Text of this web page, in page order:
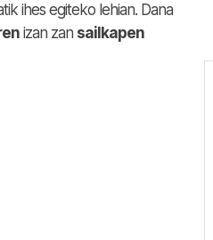
ihes egiteko lehian. Dana
izan zan sailkapen